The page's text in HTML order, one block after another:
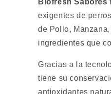
exigentes de
de Pollo,
ingredientes que
Gracias a la
tiene su
antioxidantes